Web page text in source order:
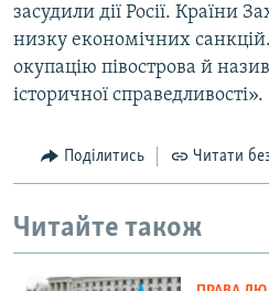
засудили дії Росії. Країни
низку економічних санкцій.
окупацію півострова й
історичної справедливості».
Поділитись Читати
Читайте також